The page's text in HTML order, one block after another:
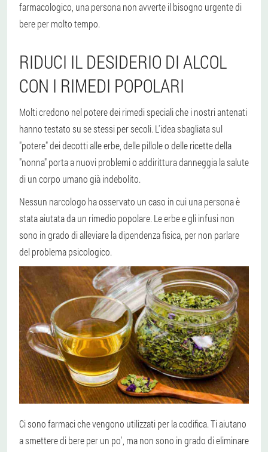
farmacologico, una persona non avverte il bisogno urgente di
bere per molto tempo.
RIDUCI IL DESIDERIO DI ALCOL
CON I RIMEDI POPOLARI
Molti credono nel potere dei rimedi speciali che i nostri antenati
hanno testato su se stessi per secoli. L'idea sbagliata sul
"potere" dei decotti alle erbe, delle pillole o delle ricette della
"nonna" porta a nuovi problemi o addirittura danneggia la salute
di un corpo umano già indebolito.
Nessun narcologo ha osservato un caso in cui una persona è
stata aiutata da un rimedio popolare. Le erbe e gli infusi non
sono in grado di alleviare la dipendenza fisica, per non parlare
del problema psicologico.
Ci sono farmaci che vengono utilizzati per la codifica. Ti aiutano
a smettere di bere per un po', ma non sono in grado di eliminare